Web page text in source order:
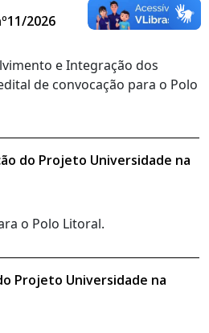
2026
e Integração dos
de convocação para o Polo
do Projeto Universidade na
o Polo Litoral.
Projeto Universidade na